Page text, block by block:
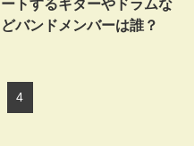
ートするギターやドラムな
どバンドメンバーは誰？